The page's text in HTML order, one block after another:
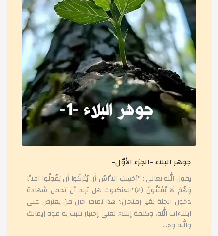
مشروع تبسيط العلوم
معرض مطويات حماية التربة
زيارة قبر الأستاذة المرحومة نايت يحي نورة - مقبرة
يوم الرياضيات
حفل نهاية الفصل الثّاني ومناسبة يوم العلم 16 أفريل
حفلة يوم العلم وتكريم المتفوقات في الفصل الثاني
جوهر البلاء -الجزء الأوّل-
يقول الله تعالى : "أحَسِبَ النَّاسُ أَن يُتْرَكُوا أَن يَقُولُوا آمَنَّا
وَهُمْ لَا يُفْتَنُونَ (2)"العنكبوت هل تريد أن تحمل شهادة
دخول الجنة بغير إمتحان؟ هذا تماما حال من يعترض على
ابتلاءات الله، وكلمة إبتلاء تعني إختبار تثبت به قوة إيمانك
والله وح...